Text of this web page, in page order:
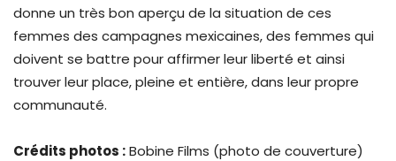
donne un très bon aperçu de la situation de ces
femmes des campagnes mexicaines, des femmes qui
doivent se battre pour affirmer leur liberté et ainsi
trouver leur place, pleine et entière, dans leur propre
communauté.
Crédits photos :Bobine Films (photo de couverture)